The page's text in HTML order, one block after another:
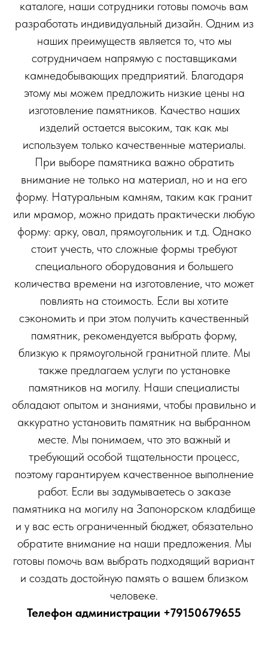
каталоге, наши сотрудники готовы помочь вам
разработать индивидуальный дизайн. Одним из
наших преимуществ является то, что мы
сотрудничаем напрямую с поставщиками
камнедобывающих предприятий. Благодаря
этому мы можем предложить низкие цены на
изготовление памятников. Качество наших
изделий остается высоким, так как мы
используем только качественные материалы.
При выборе памятника важно обратить
внимание не только на материал, но и на его
форму. Натуральным камням, таким как гранит
или мрамор, можно придать практически любую
форму: арку, овал, прямоугольник и т.д. Однако
стоит учесть, что сложные формы требуют
специального оборудования и большего
количества времени на изготовление, что может
повлиять на стоимость. Если вы хотите
сэкономить и при этом получить качественный
памятник, рекомендуется выбрать форму,
близкую к прямоугольной гранитной плите. Мы
также предлагаем услуги по установке
памятников на могилу. Наши специалисты
обладают опытом и знаниями, чтобы правильно и
аккуратно установить памятник на выбранном
месте. Мы понимаем, что это важный и
требующий особой тщательности процесс,
поэтому гарантируем качественное выполнение
работ. Если вы задумываетесь о заказе
памятника на могилу на Запонорском кладбище
и у вас есть ограниченный бюджет, обязательно
обратите внимание на наши предложения. Мы
готовы помочь вам выбрать подходящий вариант
и создать достойную память о вашем близком
человеке.
Телефон администрации +79150679655